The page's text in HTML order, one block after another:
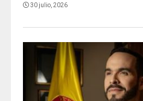
30 julio, 2026